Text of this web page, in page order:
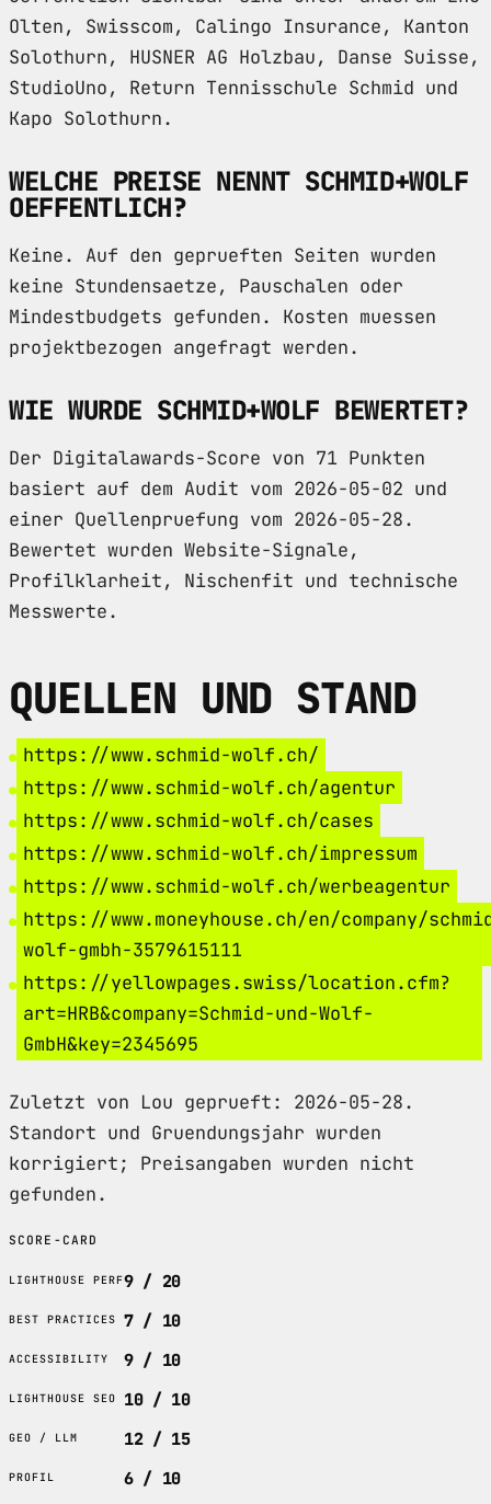
Olten, Swisscom, Calingo Insurance, Kanton
Solothurn, HUSNER AG Holzbau, Danse Suisse,
StudioUno, Return Tennisschule Schmid und
Kapo Solothurn.
WELCHE PREISE NENNT SCHMID+WOLF
OEFFENTLICH?
Keine. Auf den geprueften Seiten wurden
keine Stundensaetze, Pauschalen oder
Mindestbudgets gefunden. Kosten muessen
projektbezogen angefragt werden.
WIE WURDE SCHMID+WOLF BEWERTET?
Der Digitalawards-Score von 71 Punkten
basiert auf dem Audit vom 2026-05-02 und
einer Quellenpruefung vom 2026-05-28.
Bewertet wurden Website-Signale,
Profilklarheit, Nischenfit und technische
Messwerte.
QUELLEN UND STAND
https://www.schmid-wolf.ch/
https://www.schmid-wolf.ch/agentur
https://www.schmid-wolf.ch/cases
https://www.schmid-wolf.ch/impressum
https://www.schmid-wolf.ch/werbeagentur
https://www.moneyhouse.ch/en/company/
wolf-gmbh-3579615111
https://yellowpages.swiss/location.cfm?
art=HRB&company=Schmid-und-Wolf-
GmbH&key=2345695
Zuletzt von Lou geprueft: 2026-05-28.
Standort und Gruendungsjahr wurden
korrigiert; Preisangaben wurden nicht
gefunden.
SCORE-CARD
LIGHTHOUSE PERF9 / 20
BEST PRACTICES 7 / 10
ACCESSIBILITY 9 / 10
LIGHTHOUSE SEO 10 / 10
GEO / LLM 12 / 15
PROFIL 6 / 10